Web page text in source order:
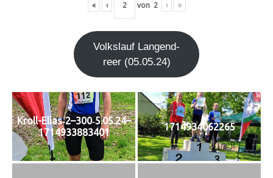
« ‹ von 2 › »
Volks­lauf Lan­gen­d­
re­er (05.05.24)
Kroll-Elias‑2–300‑5.05.24–
1714933883401
1714934062265